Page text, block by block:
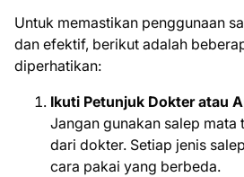
Untuk memastikan penggunaan
dan efektif, berikut adalah
diperhatikan:
Ikuti Petunjuk Dokter atau
Jangan gunakan salep mata
dari dokter. Setiap jenis
cara pakai yang berbeda.